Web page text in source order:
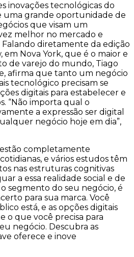
inovações tecnológicas do
uma grande oportunidade de
que visam um
melhor no mercado e
diretamente da edição
em Nova York, que é o maior e
de varejo do mundo, Tiago
afirma que tanto um negócio
tecnológico precisam se
digitais para estabelecer e
“Não importa qual o
a expressão ser digital
negócio hoje em dia”,
completamente
e vários estudos têm
nas estruturas cognitivas
a essa realidade social e de
segmento do seu negócio, é
para sua marca. Você
está, e as opções digitais
o que você precisa para
negócio. Descubra as
oferece e inove